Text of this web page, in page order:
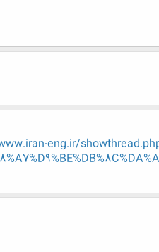
eng.ir/showthread.php/